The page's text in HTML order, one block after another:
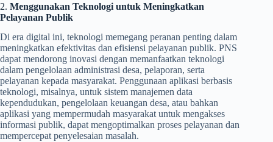
2. Menggunakan Teknologi untuk Meningkatkan
Pelayanan Publik
Di era digital ini, teknologi memegang peranan penting dalam
meningkatkan efektivitas dan efisiensi pelayanan publik. PNS
dapat mendorong inovasi dengan memanfaatkan teknologi
dalam pengelolaan administrasi desa, pelaporan, serta
pelayanan kepada masyarakat. Penggunaan aplikasi berbasis
teknologi, misalnya, untuk sistem manajemen data
kependudukan, pengelolaan keuangan desa, atau bahkan
aplikasi yang mempermudah masyarakat untuk mengakses
informasi publik, dapat mengoptimalkan proses pelayanan dan
mempercepat penyelesaian masalah.